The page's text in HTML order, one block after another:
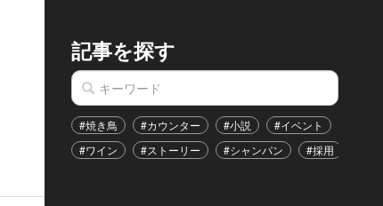
記事を探す
#焼き鳥 #カウンター #小説 #イベント
#ワイン
#ストーリー #シャンパン #採用